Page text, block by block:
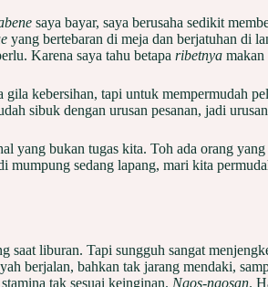
saya bayar, saya berusaha sedikit
yang bertebaran di meja dan berjatuhan di
Karena saya tahu betapa ribetnya makan
kebersihan, tapi untuk mempermudah
sibuk dengan urusan pesanan, jadi
yang bukan tugas kita. Toh ada orang
mumpung sedang lapang, mari kita
saat liburan. Tapi sungguh sangat
berjalan, bahkan tak jarang mendaki,
tak sesuai keinginan. Ngos-ngosan.